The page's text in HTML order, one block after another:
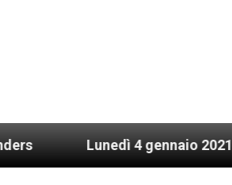
Lunedì 4 gennaio 2021: